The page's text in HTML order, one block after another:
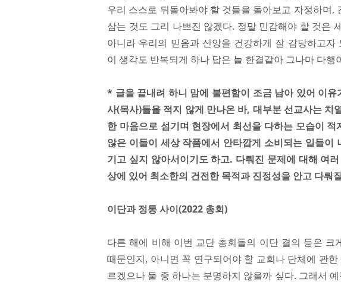
우리 스스로 뒤돌아봐야 할 것들을 돌아보고 자정하며
삼는 것도 그리 나쁘진 않겠다. 정말 민감해야 할 것은
아니라 우리의 믿음과 신앙을 건강하게 잘 감당하고
이 생각도 반복되게 하나 답은 늘 한결같아 그나마 다행
* 글을 끝내려 하니 맘에 불편함이 조금 남아 있어 이
사(목사)들을 적지 않게 만나온 바, 대부분 선교사는 치
한 마음으로 섬기며 현장에서 최선을 다하는 모습이
않은 이들이 세상 작품에서 안타깝게 소비되는 일들
기고 싶지 않아서이기도 하고. 다뤄진 문제에 대해 여
상에 있어 최소한의 건전한 목적과 진정성을 안고 다뤄
이단과 정통 사이(2022 총회)
다른 해에 비해 이번 교단 총회들의 이단 결의 등은
때문인지, 아니면 꼭 연구되어야 할 교회나 단체에 관
르겠으나 둘 중 하나는 분명하지 않을까 싶다. 그래서 예